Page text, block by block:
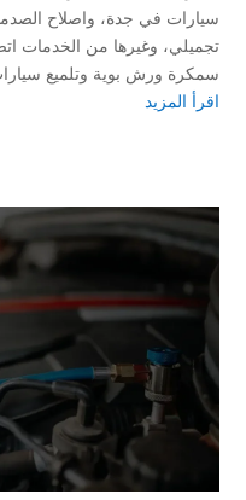
سيارات في جدة، واصلاح
تجميلي، وغيرها من الخدمات
سمكرة ورش بوية وتلميع
اقرأ المزيد